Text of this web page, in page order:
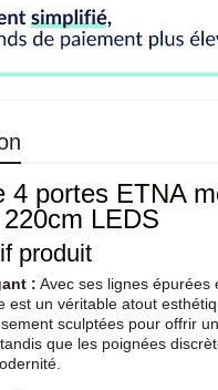
4 portes ETNA
LEDS
produit
: Avec ses lignes épurées
est un véritable atout
sculptées pour offrir
que les poignées